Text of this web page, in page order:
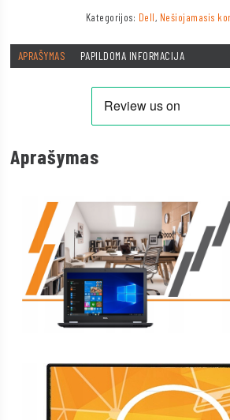
Kategorijos: Dell, Nešiojamasis
APRAŠYMAS PAPILDOMA INFORMACIJA
Aprašymas